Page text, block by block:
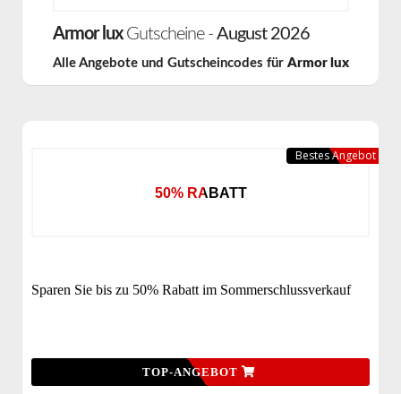
Armor luxGutscheine - August 2026
Alle Angebote und Gutscheincodes für Armor lux
50% RABATT
Sparen Sie bis zu 50% Rabatt im Sommerschlussverkauf
TOP-ANGEBOT
Bestes Angebot